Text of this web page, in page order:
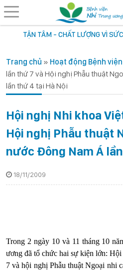
TẬN TÂM - CHẤT LƯỢNG VÌ
Trang chủ » Hoạt động Bệnh viện
lần thứ 7 và Hội nghị Phẫu thuật
lần thứ 4 tại Hà Nội
Hội nghị Nhi khoa
Hội nghị Phẫu thuật
nước Đông Nam Á
18/11/2009
Trong 2 ngày 10 và 11 tháng 10
ương đã tổ chức hai sự kiện lớn:
7 và hội nghị Phẫu thuật Ngoại nhi